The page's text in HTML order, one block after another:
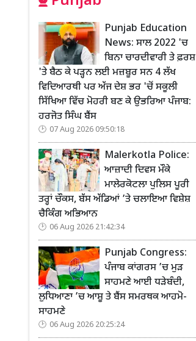
Punjab Education
News: ਸਾਲ 2022 'ਚ
ਬਿਨਾ ਚਾਰਦੀਵਾਰੀ ਤੇ ਫ਼ਰਸ਼
'ਤੇ ਬੈਠ ਕੇ ਪੜ੍ਹਨ ਲਈ ਮਜ਼ਬੂਰ ਸਨ 4 ਲੱਖ
ਵਿਦਿਆਰਥੀ ਪਰ ਅੱਜ ਦੇਸ਼ ਭਰ 'ਚੋਂ ਸਕੂਲੀ
ਸਿੱਖਿਆ ਵਿੱਚ ਮੋਹਰੀ ਬਣ ਕੇ ਉਭਰਿਆ ਪੰਜਾਬ:
ਹਰਜੋਤ ਸਿੰਘ ਬੈਂਸ
07 Aug 2026 09:50:18
Malerkotla Police:
ਆਜ਼ਾਦੀ ਦਿਵਸ ਮੌਕੇ
ਮਾਲੇਰਕੋਟਲਾ ਪੁਲਿਸ ਪੂਰੀ
ਤਰ੍ਹਾਂ ਚੌਕਸ, ਬੱਸ ਅੱਡਿਆਂ ’ਤੇ ਚਲਾਇਆ ਵਿਸ਼ੇਸ਼
ਚੈਕਿੰਗ ਅਭਿਆਨ
06 Aug 2026 21:42:34
Punjab Congress:
ਪੰਜਾਬ ਕਾਂਗਰਸ ’ਚ ਮੁੜ
ਸਾਹਮਣੇ ਆਈ ਧੜੇਬੰਦੀ,
ਲੁਧਿਆਣਾ ’ਚ ਆਸ਼ੂ ਤੇ ਬੈਂਸ ਸਮਰਥਕ ਆਹਮੋ-
ਸਾਹਮਣੇ
06 Aug 2026 20:25:24